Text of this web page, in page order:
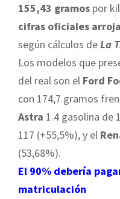
155,43 gramos por
cifras oficiales
según cálculos deLa
Los modelos que
del real son el Ford
con 174,7 gramos
Astra 1.4 gasolina de
117 (+55,5%), y el
(53,68%).
El 90% debería
matriculación